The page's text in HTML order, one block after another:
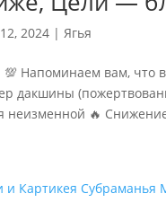
2024 |Ягья
💯 Напоминаем вам, что
дакшины
неизменной 🔥